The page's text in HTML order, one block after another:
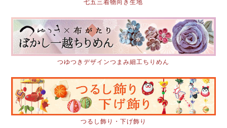
七五三着物向き生地
つゆつきデザインつまみ細工ちりめん
つるし飾り・下げ飾り